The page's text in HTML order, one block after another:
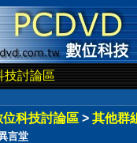
技討論區
位科技討論區 > 其他群
言堂